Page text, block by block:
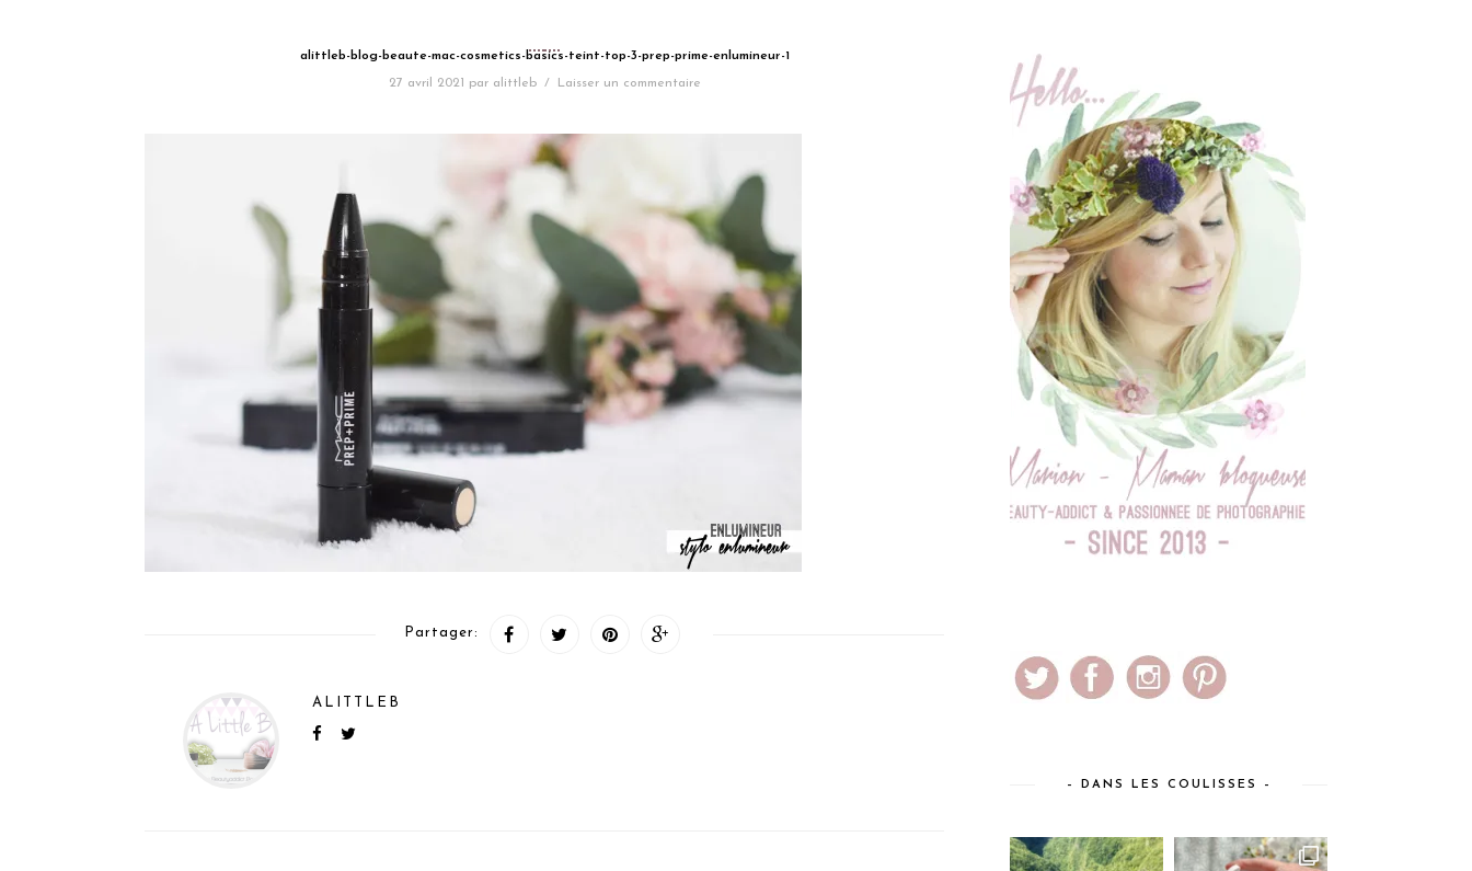
alittleb-blog-beaute-mac-cosmetics-basics-teint-top-3-prep-prime-enlumineur-1
27 avril 2021 par alittleb / Laisser un commentaire
Partager:
ALITTLEB
– DANS LES COULISSES –